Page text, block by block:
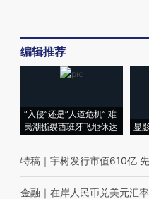
编辑推荐
“入侵”还是“人道危机” 难
民潮撕裂西班牙飞地休达
显
特稿 ｜ 宇树发行市值610亿
金融 ｜ 在岸人民币兑美元汇